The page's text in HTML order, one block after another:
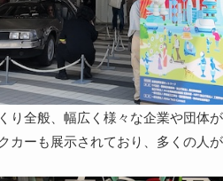
り全般、幅広く様々な企業や団体が
ーも展示されており、多くの人